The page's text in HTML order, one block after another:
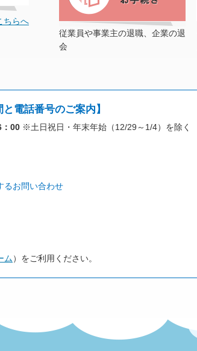
ちらへ
従業員や事業主の退職、企業の退
会
と電話番号のご案内】
00 ※土日祝日・年末年始（12/29～1/4）を除く
るお問い合わせ
ム）をご利用ください。